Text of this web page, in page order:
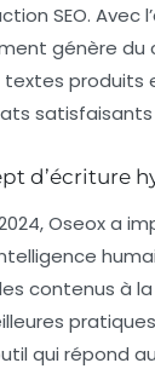
SEO. Avec
génère du
textes produits
d’écriture
2024, Oseox a
contenus à
qui répond